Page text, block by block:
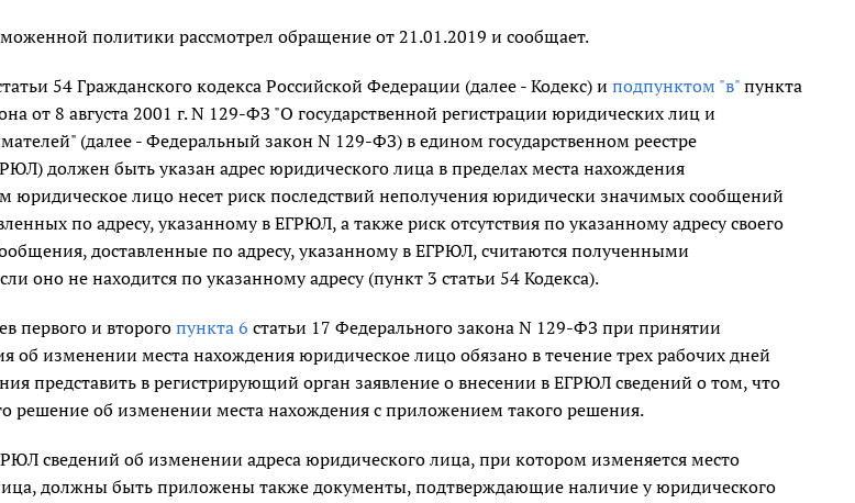
политики рассмотрел обращение от 21.01.2019 и сообщает.
54 Гражданского кодекса Российской Федерации (далее - Кодекс) и подпунктом "в"пункта
от 8 августа 2001 г. N 129-ФЗ "О государственной регистрации юридических лиц и
(далее - Федеральный закон N 129-ФЗ) в едином государственном реестре
должен быть указан адрес юридического лица в пределах места нахождения
юридическое лицо несет риск последствий неполучения юридически значимых сообщений
по адресу, указанному в ЕГРЮЛ, а также риск отсутствия по указанному адресу своего
доставленные по адресу, указанному в ЕГРЮЛ, считаются полученными
оно не находится по указанному адресу (пункт 3 статьи 54 Кодекса).
первого и второго пункта 6 статьи 17 Федерального закона N 129-ФЗ при принятии
изменении места нахождения юридическое лицо обязано в течение трех рабочих дней
представить в регистрирующий орган заявление о внесении в ЕГРЮЛ сведений о том, что
решение об изменении места нахождения с приложением такого решения.
сведений об изменении адреса юридического лица, при котором изменяется место
должны быть приложены также документы, подтверждающие наличие у юридического